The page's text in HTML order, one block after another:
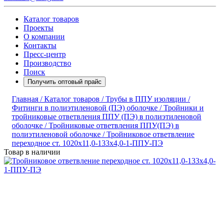
Каталог товаров
Проекты
О компании
Контакты
Пресс-центр
Производство
Поиск
Получить оптовый прайс
Главная /Каталог товаров /Трубы в ППУ изоляции /
Фитинги в полиэтиленовой (ПЭ) оболочке /Тройники и
тройниковые ответвления ППУ (ПЭ) в полиэтиленовой
оболочке /Тройниковые ответвления ППУ(ПЭ) в
полиэтиленовой оболочке /Тройниковое ответвление
переходное ст. 1020х11,0-133х4,0-1-ППУ-ПЭ
Товар в наличии